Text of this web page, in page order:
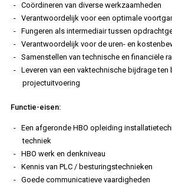
Coördineren van diverse werkzaamheden
Verantwoordelijk voor een optimale
Fungeren als intermediair tussen
Verantwoordelijk voor de uren- en
Samenstellen van technische en financiële
Leveren van een vaktechnische bijdrage ten
projectuitvoering
Functie-eisen:
Een afgeronde HBO opleiding
techniek
HBO werk en denkniveau
Kennis van PLC / besturingstechnieken
Goede communicatieve vaardigheden